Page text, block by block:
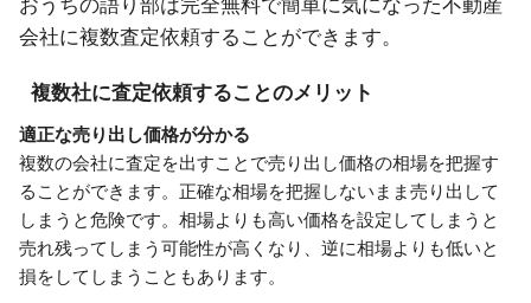
会社に複数査定依頼することができます。
複数社に査定依頼することのメリット
適正な売り出し価格が分かる
複数の会社に査定を出すことで売り出し価格の相場を把握す
ることができます。正確な相場を把握しないまま売り出して
しまうと危険です。相場よりも高い価格を設定してしまうと
売れ残ってしまう可能性が高くなり、逆に相場よりも低いと
損をしてしまうこともあります。